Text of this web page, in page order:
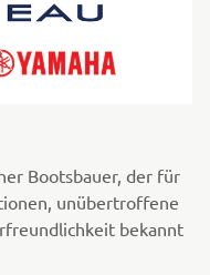
Bootsbauer, der für
unübertroffene
bekannt